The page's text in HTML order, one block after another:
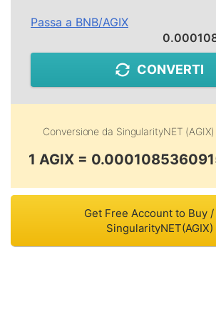
Passa a BNB/AGIX
CONVERTI
Conversione da SingularityNET (AGIX)
1 AGIX =
Get Free Account to Buy
SingularityNET(AGIX)